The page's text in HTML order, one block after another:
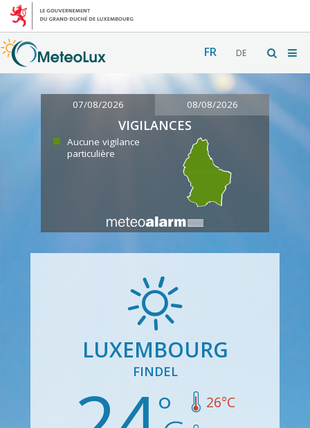
FR DE
07/08/2026 08/08/2026
VIGILANCES
Aucune vigilance
particulière
LUXEMBOURG
FINDEL
26°C